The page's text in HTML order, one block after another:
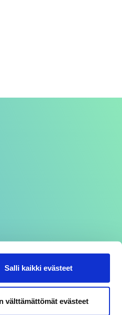
Salli kaikki evästeet
välttämättömät evästeet